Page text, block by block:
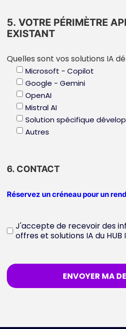
5. VOTRE PÉRIMÈTRE
EXISTANT
Quelles sont vos solutions IA
Microsoft - Copilot
Google - Gemini
OpenAI
Mistral AI
Solution spécifique
Autres
6. CONTACT
Réservez un créneau pour un
J'accepte de recevoir des
offres et solutions IA du